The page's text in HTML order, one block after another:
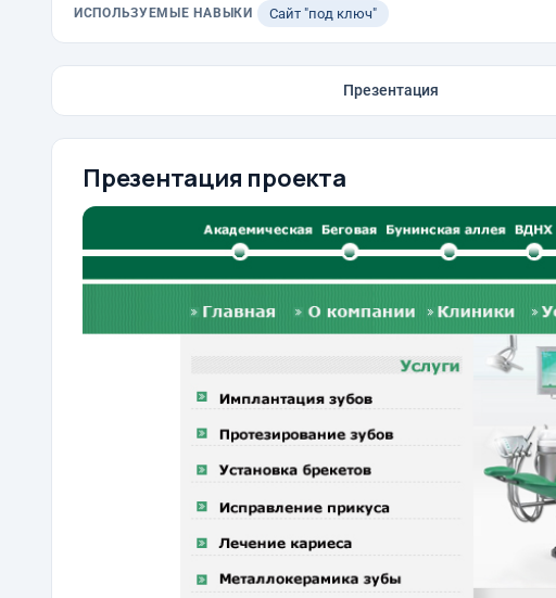
ИСПОЛЬЗУЕМЫЕ НАВЫКИ Сайт "под ключ"
Презентация
Презентация проекта